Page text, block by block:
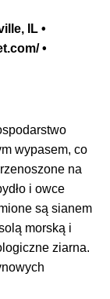
IL •
•
wypasem, co
na
i owce
są sianem
morską i
ziarna.